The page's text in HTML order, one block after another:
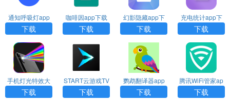
通知呼吸灯app
下载安装
下载
咖啡因app下载
下载
幻影隐藏app下
载
下载
充电统计app下
载
下载
手机灯光特效大
师app下载安装
下载
START云游戏TV
版下载安装
下载
鹦鹉翻译器app
下载
下载
腾讯WiFi管家ap
p下载
下载